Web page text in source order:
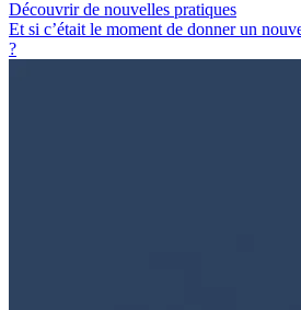
Découvrir de nouvelles pratiques
Et si c’était le moment de donner un
?